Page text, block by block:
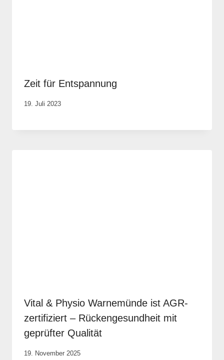
Zeit für Entspannung
Von
Justh
19. Juli 2023
Vital & Physio Warnemünde ist AGR-
zertifiziert – Rückengesundheit mit
geprüfter Qualität
Von
19. November 2025